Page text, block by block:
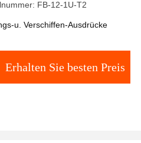
FB-12-1U-T2
u. Verschiffen-Ausdrücke
Erhalten Sie besten Preis